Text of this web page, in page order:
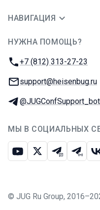
НАВИГАЦИЯ
НУЖНА ПОМОЩЬ?
Телефон:
+7 (812) 313-27-23
E-mail:
support@heisenbug.ru
Телеграм:
@JUGConfSupport_bot
МЫ В СОЦИАЛЬНЫХ
ЮтубИкс Телеграм-
© JUG Ru Group,